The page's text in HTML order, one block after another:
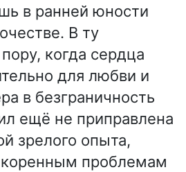
в ранней юности
В ту
когда сердца
для любви и
в безграничность
ещё не приправлена
зрелого опыта,
проблемам